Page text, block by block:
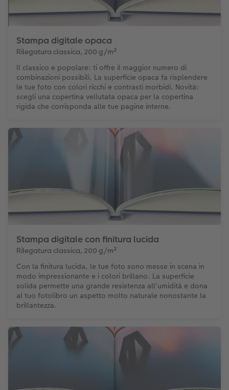
Stampa digitale opaca
Rilegatura classica, 200 g/m²
Il classico e popolare: ti offre il maggior numero di
combinazioni possibili. La superficie opaca fa risplendere
le tue foto con colori ricchi e contrasti morbidi. Novità:
scegli una copertina vellutata opaca per la copertina
rigida che corrisponda alle tue pagine interne.
Stampa digitale con finitura lucida
Rilegatura classica, 200 g/m²
Con la finitura lucida, le tue foto sono messe in scena in
modo impressionante e i colori brillano. La superficie
solida permette una grande resistenza all'umidità e dona
al tuo fotolibro un aspetto molto naturale nonostante la
brillantezza.